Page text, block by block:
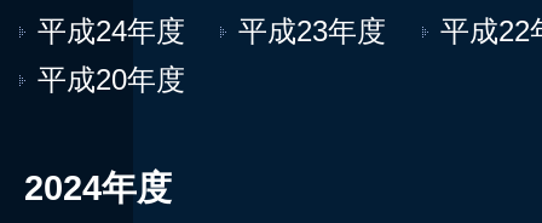
2024年度
平成24年度
平成23年度
平成22
平成20年度